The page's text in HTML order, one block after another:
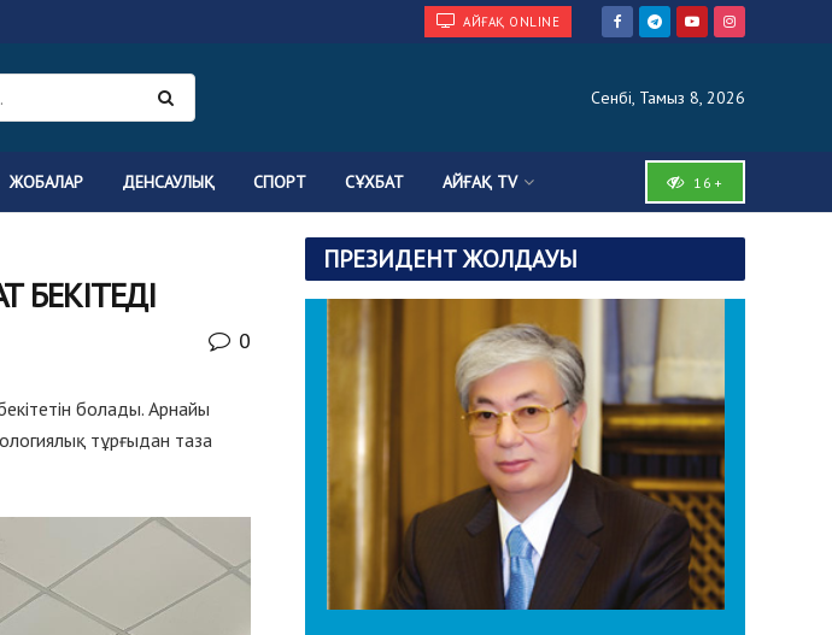
АЙҒАҚ ONLINE
Сенбі, Тамыз 8, 2026
ЖОБАЛАР ДЕНСАУЛЫҚ СПОРТ СҰХБАТ АЙҒАҚ TV 16+
0
болады. Арнайы
тұрғыдан таза
ПРЕЗИДЕНТ ЖОЛДАУЫ